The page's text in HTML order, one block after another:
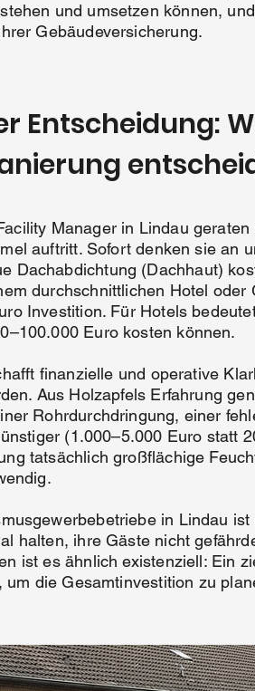
und umsetzen können,
Gebäudeversicherung.
Entscheidung:
Manager in Lindau
auftritt. Sofort denken sie an
Dachabdichtung (Dachhaut)
durchschnittlichen Hotel
Investition. Für Hotels
Euro kosten können.
finanzielle und operative
Aus Holzapfels Erfahrung
Rohrdurchdringung, einer
(1.000–5.000 Euro statt
tatsächlich großflächige
in Lindau
halten, ihre Gäste nicht
ist es ähnlich existenziell: Ein
die Gesamtinvestition zu